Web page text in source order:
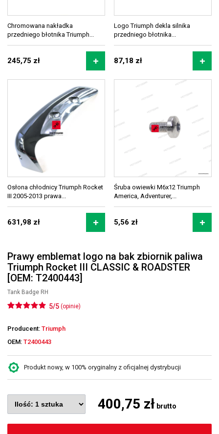
Chromowana nakładka
przedniego błotnika Triumph...
245,75 zł
Logo Triumph dekla silnika
przedniego błotnika...
87,18 zł
Osłona chłodnicy Triumph Rocket
III 2005-2013 prawa...
631,98 zł
Śruba owiewki M6x12 Triumph
America, Adventurer,...
5,56 zł
Prawy emblemat logo na bak zbiornik paliwa
Triumph Rocket III CLASSIC & ROADSTER
[OEM: T2400443]
Tank Badge RH
5/5 (opinie)
Producent: Triumph
OEM: T2400443
Produkt nowy, w 100% oryginalny z oficjalnej dystrybucji
400,75 zł brutto